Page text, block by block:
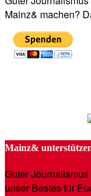
Mainz& machen?
Mainz&
Guter
unser Bestes für